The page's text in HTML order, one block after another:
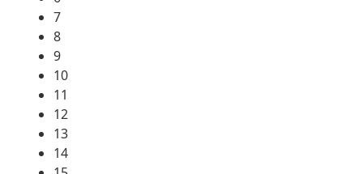
7
8
9
10
11
12
13
14